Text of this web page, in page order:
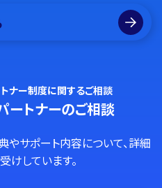
ナー制度に関するご相談
ートナーのご相談
やサポート内容について、詳細
しています。